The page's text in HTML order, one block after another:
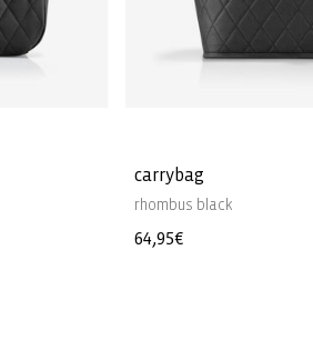
carrybag
rhombus black
Prezzo
64,95€